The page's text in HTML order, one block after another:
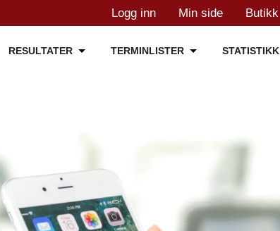
Logg inn Min side Butikk
RESULTATER TERMINLISTER STATISTIKK